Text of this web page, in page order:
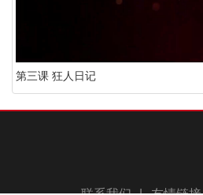
第三课 狂人日记